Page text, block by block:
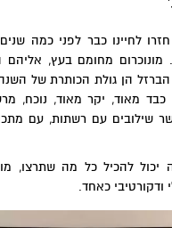
לחיינו כבר לפני כמה
מונוכרום מחומם בעץ, אליהם
הן גולת הכותרת של
מאוד, יקר מאוד, נוכח,
שילובים עם רשתות, עם
יכול להכיל כל מה שתרצו,
ודקורטיבי כאחד.